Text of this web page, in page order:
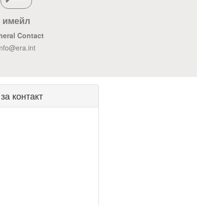
имейл
Contact
контакт